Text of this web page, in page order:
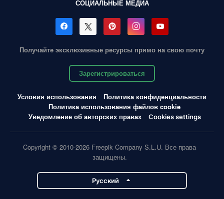
СОЦИАЛЬНЫЕ МЕДИА
Получайте эксклюзивные ресурсы прямо на свою почту
Зарегистрироваться
Условия использования
Политика конфиденциальности
Политика использования файлов cookie
Уведомление об авторских правах
Cookies settings
Copyright © 2010-2026 Freepik Company S.L.U. Все права
защищены.
Pусский